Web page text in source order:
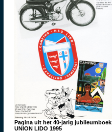
Pagina uit het 40-jarig jubileumboek
UNION LIDO 1995